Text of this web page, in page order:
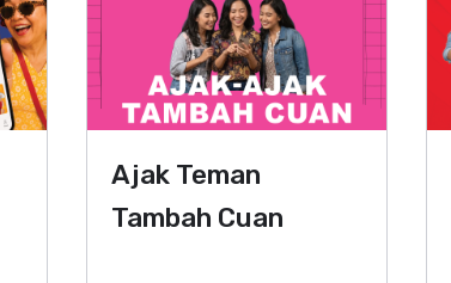
Ajak Teman
Tambah Cuan